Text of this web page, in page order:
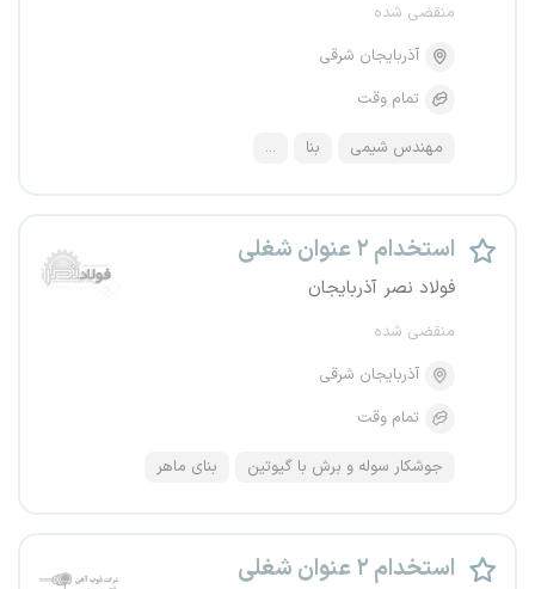
منقضی شده
آذربایجان شرقی
تمام وقت
مهندس شیمی بنا ...
استخدام ۲ عنوان شغلی
فولاد نصر آذربایجان
منقضی شده
آذربایجان شرقی
تمام وقت
جوشکار سوله و برش با گیوتین بنای ماهر
استخدام ۲ عنوان شغلی